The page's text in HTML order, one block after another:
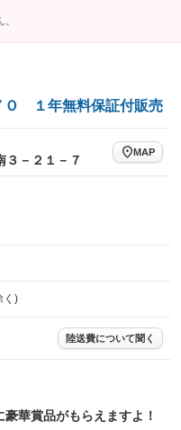
Ｏ １年無料保証付販売
３－２１－７
MAP
く)
陸送費について聞く
華賞品がもらえますよ！